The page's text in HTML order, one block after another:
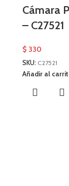
Cámara
– C27521
$ 330
SKU: C27521
Añadir al